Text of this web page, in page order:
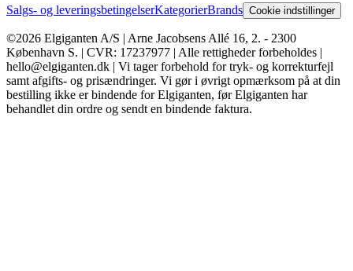
Salgs- og leveringsbetingelserKategorierBrands Cookie indstillinger
©2026 Elgiganten A/S | Arne Jacobsens Allé 16, 2. - 2300
København S. | CVR: 17237977 | Alle rettigheder forbeholdes |
hello@elgiganten.dk | Vi tager forbehold for tryk- og korrekturfejl
samt afgifts- og prisændringer. Vi gør i øvrigt opmærksom på at din
bestilling ikke er bindende for Elgiganten, før Elgiganten har
behandlet din ordre og sendt en bindende faktura.